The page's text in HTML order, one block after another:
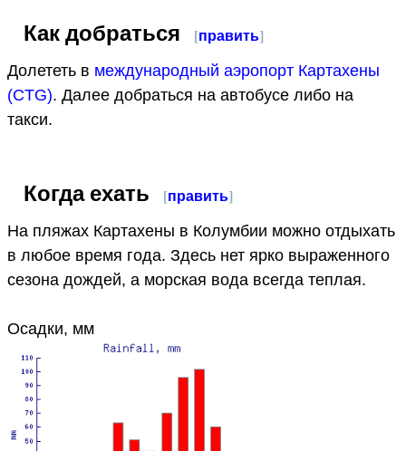
Как добраться [править]
Долететь в международный аэропорт Картахены
(CTG). Далее добраться на автобусе либо на
такси.
Когда ехать [править]
На пляжах Картахены в Колумбии можно отдыхать
в любое время года. Здесь нет ярко выраженного
сезона дождей, а морская вода всегда теплая.
Осадки, мм